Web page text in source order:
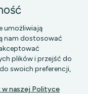
24-210B,
|| NIP:
umożliwiają
nam dostosować
plików i przejść do
swoich preferencji,
naszej Polityce